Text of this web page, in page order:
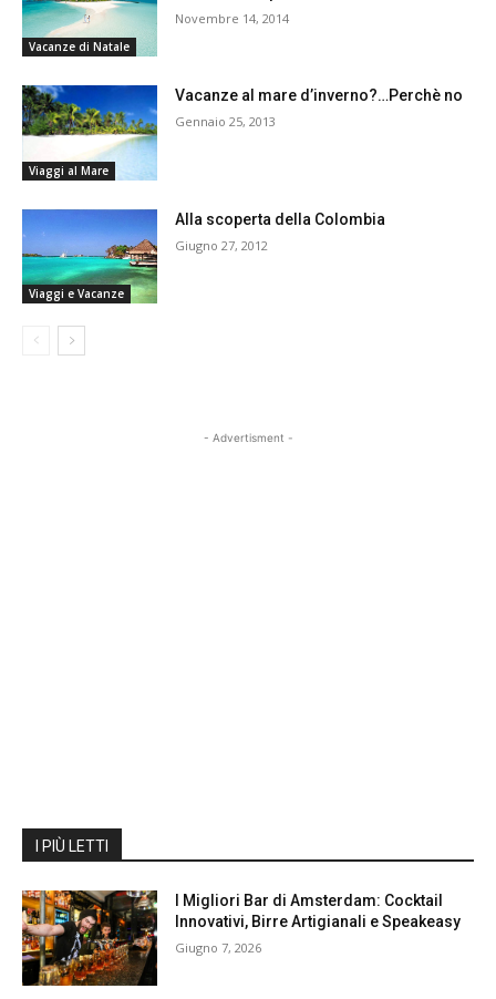
Vacanze di Natale
Novembre 14, 2014
Viaggi al Mare
Vacanze al mare d’inverno?…Perchè no
Gennaio 25, 2013
Viaggi e Vacanze
Alla scoperta della Colombia
Giugno 27, 2012
- Advertisment -
I PIÙ LETTI
I Migliori Bar di Amsterdam: Cocktail
Innovativi, Birre Artigianali e Speakeasy
Giugno 7, 2026